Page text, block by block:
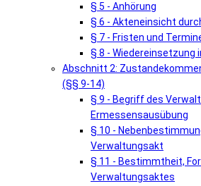
§ 5 - Anhörung
§ 6 - Akteneinsicht
§ 7 - Fristen und
§ 8 - Wiedereinsetzung
Abschnitt 2:
(§§ 9-14)
§ 9 - Begriff des
Ermessensausübung
§ 10 -
Verwaltungsakt
§ 11 - Bestimmtheit,
Verwaltungsaktes